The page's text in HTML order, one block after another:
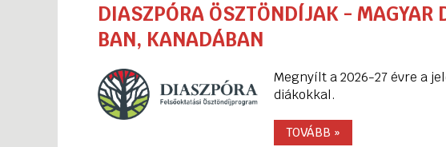
DIASZPÓRA ÖSZTÖNDÍJAK - MAGYAR
BAN, KANADÁBAN
Megnyílt a 2026-27 évre a
diákokkal.
TOVÁBB »